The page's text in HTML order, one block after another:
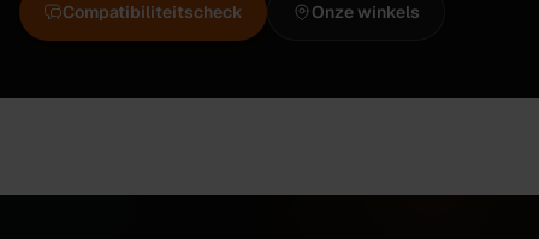
Compatibiliteitscheck Onze winkels